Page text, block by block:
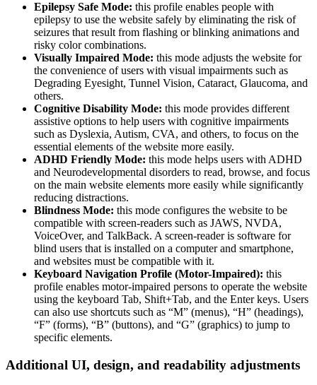
Epilepsy Safe Mode: this profile enables people with
epilepsy to use the website safely by eliminating the risk of
seizures that result from flashing or blinking animations and
risky color combinations.
Visually Impaired Mode: this mode adjusts the website for
the convenience of users with visual impairments such as
Degrading Eyesight, Tunnel Vision, Cataract, Glaucoma, and
others.
Cognitive Disability Mode: this mode provides different
assistive options to help users with cognitive impairments
such as Dyslexia, Autism, CVA, and others, to focus on the
essential elements of the website more easily.
ADHD Friendly Mode: this mode helps users with ADHD
and Neurodevelopmental disorders to read, browse, and focus
on the main website elements more easily while significantly
reducing distractions.
Blindness Mode: this mode configures the website to be
compatible with screen-readers such as JAWS, NVDA,
VoiceOver, and TalkBack. A screen-reader is software for
blind users that is installed on a computer and smartphone,
and websites must be compatible with it.
Keyboard Navigation Profile (Motor-Impaired): this
profile enables motor-impaired persons to operate the website
using the keyboard Tab, Shift+Tab, and the Enter keys. Users
can also use shortcuts such as “M” (menus), “H” (headings),
“F” (forms), “B” (buttons), and “G” (graphics) to jump to
specific elements.
Additional UI, design, and readability adjustments